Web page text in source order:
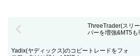
ThreeTrader(スリ
バーを増強&MT5も
Yadix(ヤディックス)のコピートレードをフォ